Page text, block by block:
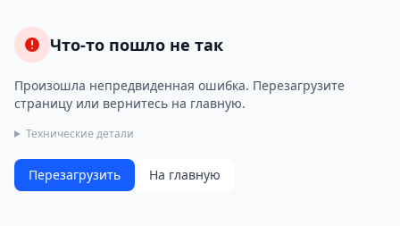
Что-то пошло не так
Произошла непредвиденная ошибка. Перезагрузите
страницу или вернитесь на главную.
Технические детали
Перезагрузить На главную